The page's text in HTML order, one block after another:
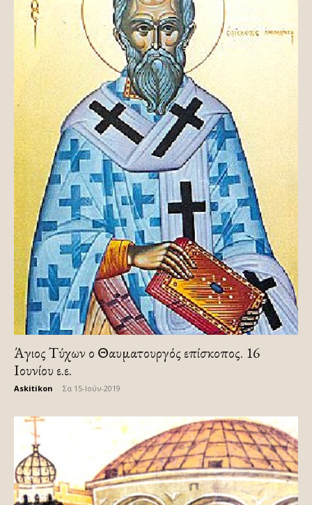
Άγιος Τύχων ο Θαυματουργός επίσκοπος. 16
Ιουνίου ε.ε.
Askitikon Σα 15-Ιούν-2019